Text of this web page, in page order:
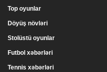
Top oyunlar
Döyüş növləri
Stolüstü oyunlar
Futbol xəbərləri
Tennis xəbərləri